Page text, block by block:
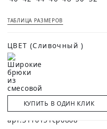
ТАБЛИЦА РАЗМЕРОВ
ЦВЕТ (Сливочный )
КУПИТЬ В ОДИН КЛИК